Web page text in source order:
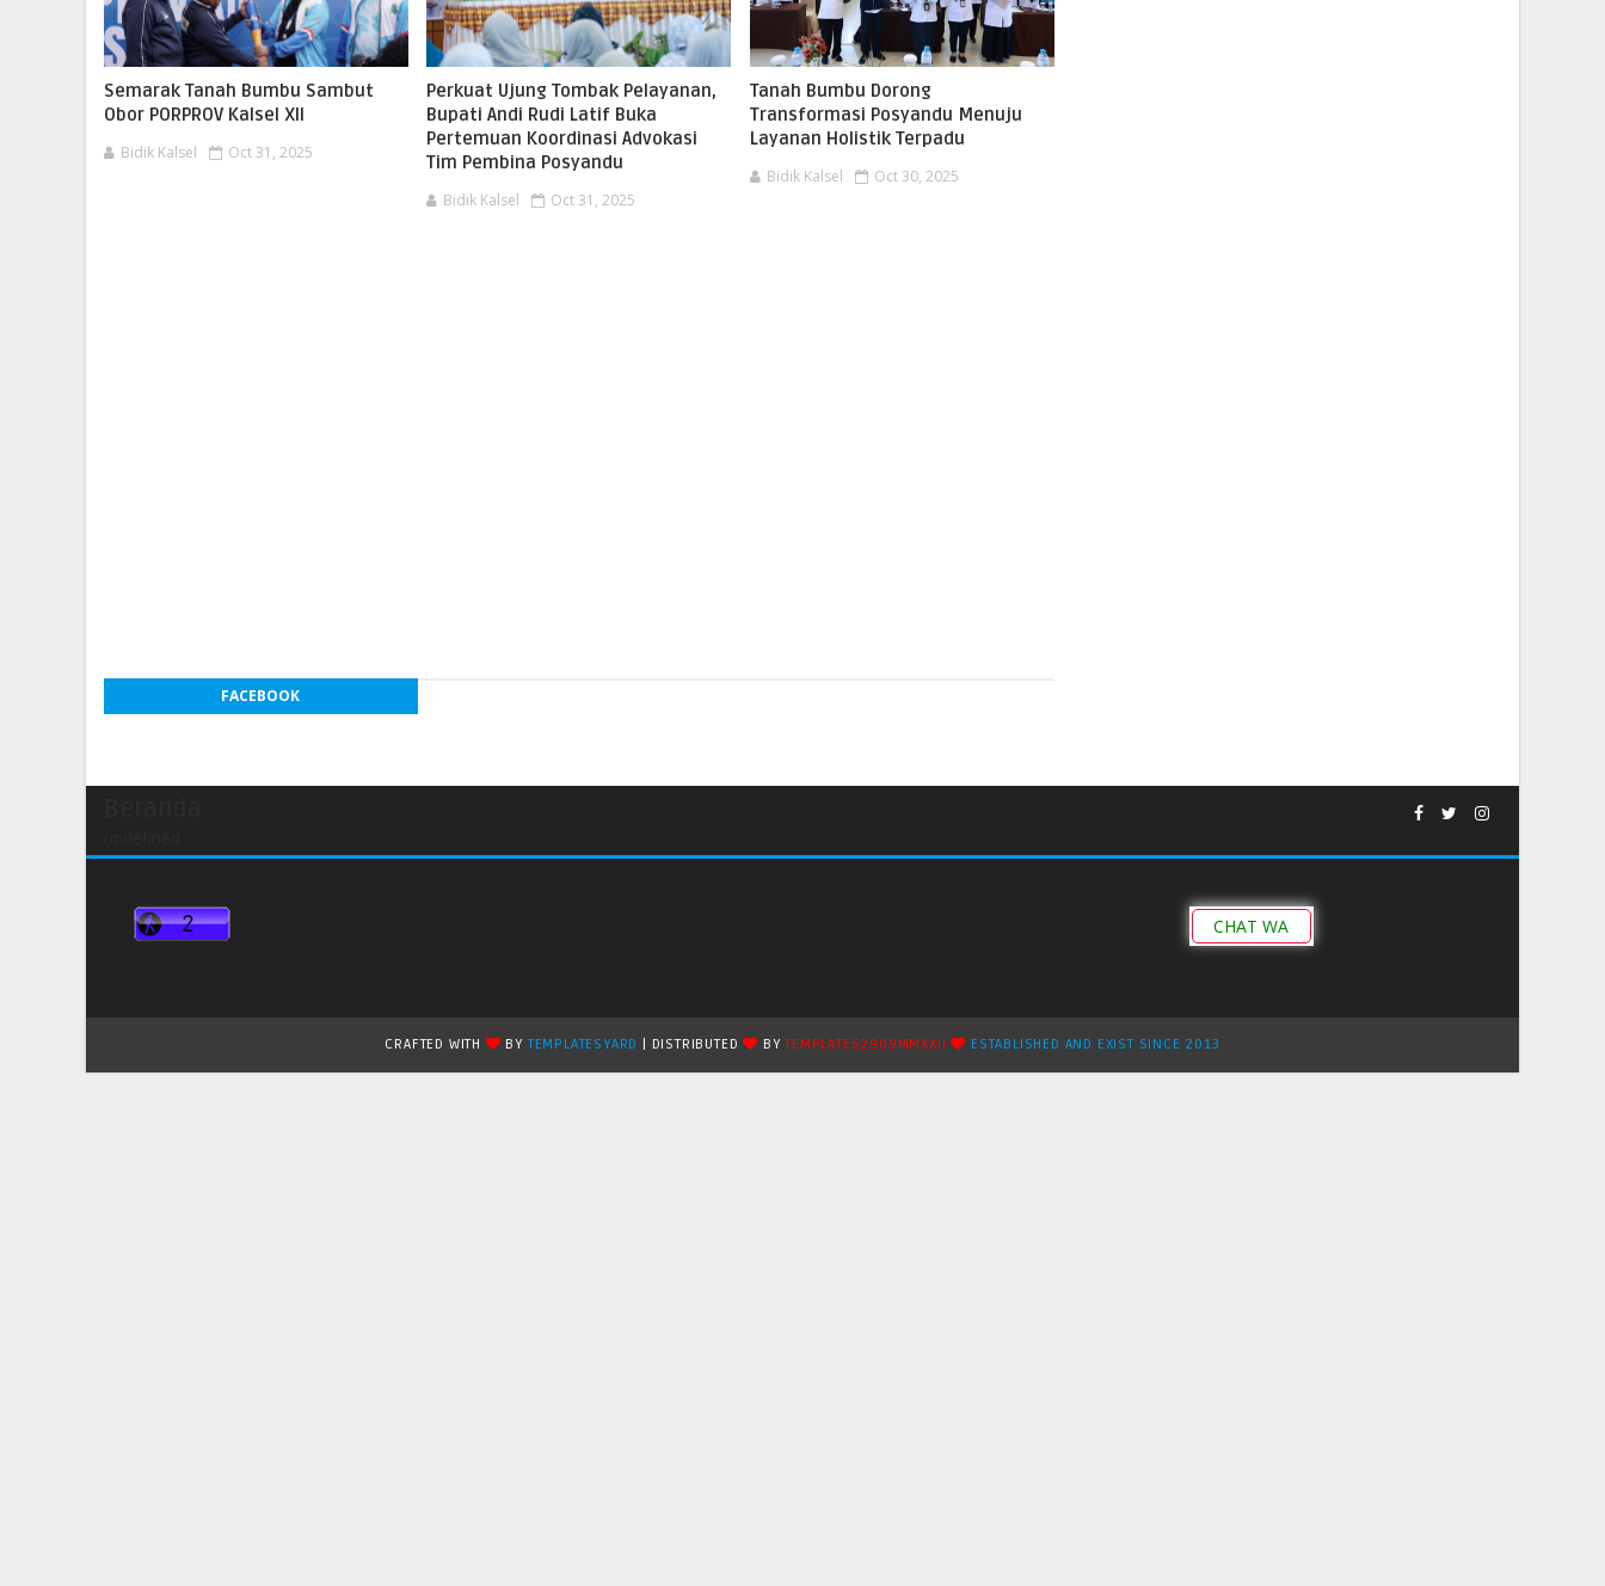
Semarak Tanah Bumbu Sambut
Obor PORPROV Kalsel XII
Bidik Kalsel Oct 31, 2025
Perkuat Ujung Tombak Pelayanan,
Bupati Andi Rudi Latif Buka
Pertemuan Koordinasi Advokasi
Tim Pembina Posyandu
Bidik Kalsel Oct 31, 2025
Tanah Bumbu Dorong
Transformasi Posyandu Menuju
Layanan Holistik Terpadu
Bidik Kalsel Oct 30, 2025
FACEBOOK
CHAT WA
CRAFTED WITH BYTEMPLATESYARD | DISTRIBUTED BYTEMPLATES2909MMXXII ESTABLISHED AND EXIST SINCE 2013